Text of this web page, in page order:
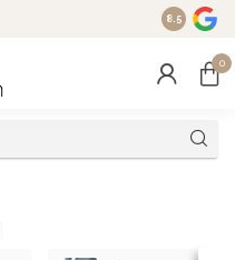
Ruim 16
8.5
0